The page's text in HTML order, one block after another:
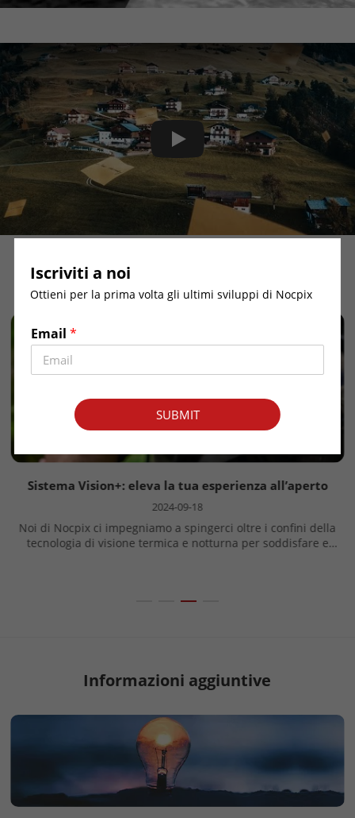
Play Video
Blog e Notizie
Sistema Vision+: eleva la tua esperienza all’aperto
2024-09-18
Noi di Nocpix ci impegniamo a spingerci oltre i confini della
tecnologia di visione termica e notturna per soddisfare e
Informazioni aggiuntive
Iscriviti a noi
Ottieni per la prima volta gli ultimi sviluppi di Nocpix
Email *
SUBMIT